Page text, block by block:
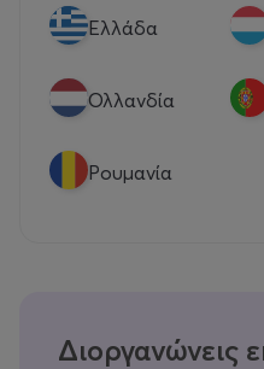
Eλλάδα
Ολλανδία
Ρουμανία
Διοργανώνεις